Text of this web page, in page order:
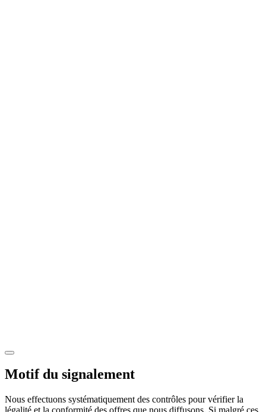
Motif du signalement
Nous effectuons systématiquement des contrôles pour vérifier la